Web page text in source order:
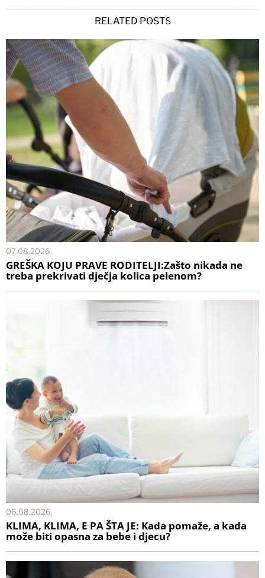
RELATED POSTS
07.08.2026.
GREŠKA KOJU PRAVE RODITELJI:Zašto nikada ne
treba prekrivati dječja kolica pelenom?
06.08.2026.
KLIMA, KLIMA, E PA ŠTA JE: Kada pomaže, a kada
može biti opasna za bebe i djecu?